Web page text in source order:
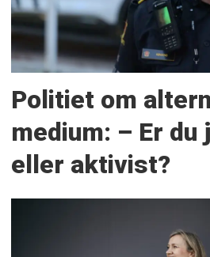
Politiet om
medium: – Er du
eller aktivist?